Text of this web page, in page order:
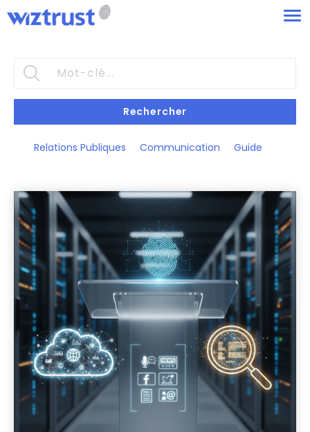
Rechercher
Relations Publiques Communication Guide